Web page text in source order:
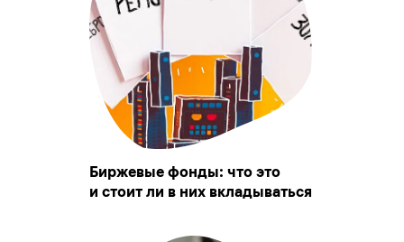
Биржевые фонды: что это
и стоит ли в них вкладываться